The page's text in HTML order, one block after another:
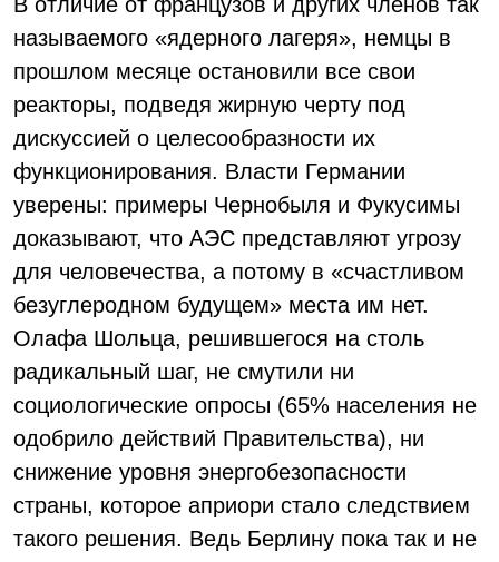
называемого «ядерного лагеря», немцы в
прошлом месяце остановили все свои
реакторы, подведя жирную черту под
дискуссией о целесообразности их
функционирования. Власти Германии
уверены: примеры Чернобыля и Фукусимы
доказывают, что АЭС представляют угрозу
для человечества, а потому в «счастливом
безуглеродном будущем» места им нет.
Олафа Шольца, решившегося на столь
радикальный шаг, не смутили ни
социологические опросы (65% населения не
одобрило действий Правительства), ни
снижение уровня энергобезопасности
страны, которое априори стало следствием
такого решения. Ведь Берлину пока так и не